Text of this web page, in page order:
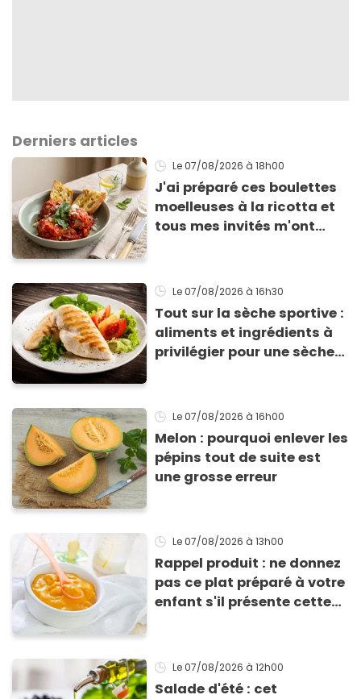
Derniers articles
Le 07/08/2026 à 18h00
J'ai préparé ces boulettes
moelleuses à la ricotta et
tous mes invités m'ont
Le 07/08/2026 à 16h30
Tout sur la sèche sportive :
aliments et ingrédients à
privilégier pour une sèche
Le 07/08/2026 à 16h00
Melon : pourquoi enlever les
pépins tout de suite est
une grosse erreur
Le 07/08/2026 à 13h00
Rappel produit : ne donnez
pas ce plat préparé à votre
enfant s'il présente cette
Le 07/08/2026 à 12h00
Salade d'été : cet